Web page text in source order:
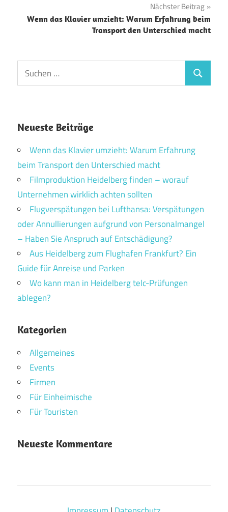
Nächster Beitrag
Wenn das Klavier umzieht: Warum Erfahrung beim
Transport den Unterschied macht
Suchen
nach:
Suchen
Neueste Beiträge
Wenn das Klavier umzieht: Warum Erfahrung
beim Transport den Unterschied macht
Filmproduktion Heidelberg finden – worauf
Unternehmen wirklich achten sollten
Flugverspätungen bei Lufthansa: Verspätungen
oder Annullierungen aufgrund von Personalmangel
– Haben Sie Anspruch auf Entschädigung?
Aus Heidelberg zum Flughafen Frankfurt? Ein
Guide für Anreise und Parken
Wo kann man in Heidelberg telc-Prüfungen
ablegen?
Kategorien
Allgemeines
Events
Firmen
Für Einheimische
Für Touristen
Neueste Kommentare